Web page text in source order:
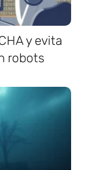
y evita
robots